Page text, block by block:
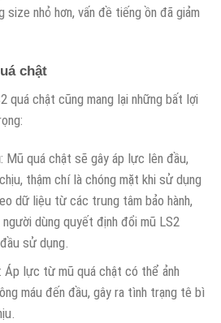
size nhỏ hơn, vấn đề tiếng ồn đã giảm
chật
quá chật cũng mang lại những bất lợi
: Mũ quá chật sẽ gây áp lực lên đầu,
thậm chí là chóng mặt khi sử dụng
dữ liệu từ các trung tâm bảo hành,
dùng quyết định đổi mũ LS2
sử dụng.
Áp lực từ mũ quá chật có thể ảnh
máu đến đầu, gây ra tình trạng tê bì